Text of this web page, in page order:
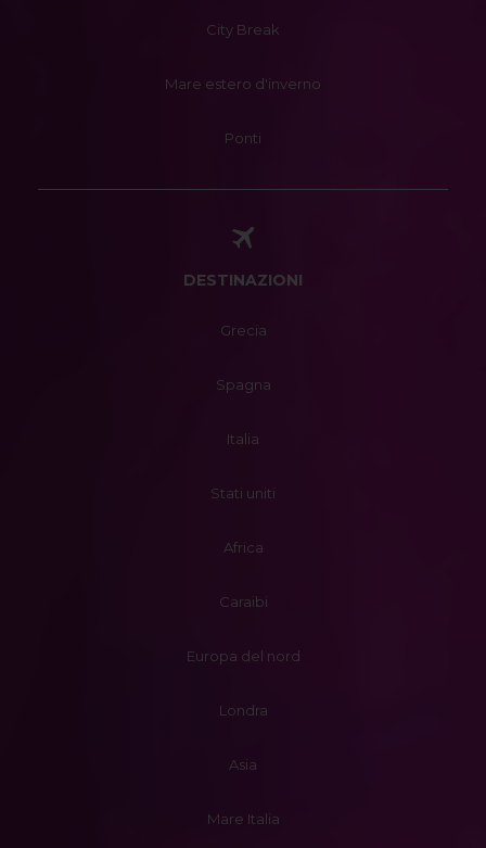
City Break
Mare estero d'inverno
Ponti
DESTINAZIONI
Grecia
Spagna
Italia
Stati uniti
Africa
Caraibi
Europa del nord
Londra
Asia
Mare Italia